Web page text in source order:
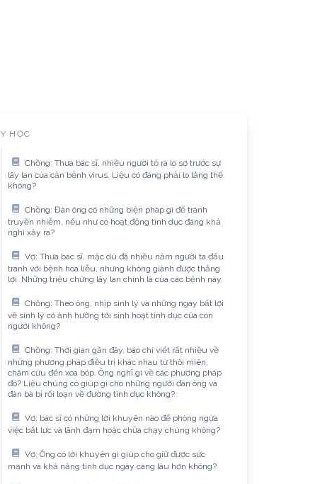
Y HỌC
Chồng: Thưa bác sĩ, nhiều người tỏ ra lo sợ trước sự
lây lan của căn bệnh virus. Liệu có đáng phải lo lắng thế
không?
Chồng: Đàn ông có những biện pháp gì để tránh
truyền nhiễm, nếu như có hoạt động tình dục đáng khả
nghi xảy ra?
Vợ: Thưa bác sĩ, mặc dù đã nhiều năm người ta đấu
tranh với bệnh hoa liễu, nhưng không giành được thắng
lợi. Những triệu chứng lây lan chính là của các bệnh này.
Chồng: Theo ông, nhịp sinh lý và những ngày bất lợi
về sinh lý có ảnh hưởng tới sinh hoạt tình dục của con
người không?
Chồng: Thời gian gần đây, báo chí viết rất nhiều về
những phương pháp điều trị khác nhau từ thôi miên,
châm cứu đến xoa bóp. Ông nghĩ gì về các phương pháp
đó? Liệu chúng có giúp gì cho những người đàn ông và
đàn bà bị rối loạn về đường tình dục không?
Vợ: bác sĩ có những lời khuyên nào để phòng ngừa
việc bất lực và lãnh đạm hoặc chữa chạy chúng không?
Vợ: Ông có lời khuyên gì giúp cho giữ được sức
mạnh và khả năng tình dục ngày càng lâu hơn không?